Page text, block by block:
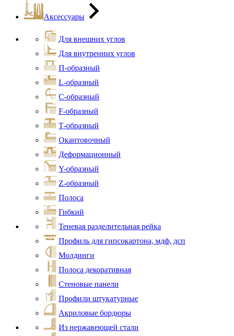
Аксессуары
Для внешних углов
Для внутренних углов
П-образный
L-образный
С-образный
F-образный
Т-образный
Окантовочный
Деформационный
Y-образный
Z-образный
Полоса
Гибкий
Теневая разделительная рейка
Профиль для гипсокартона, мдф, дсп
Молдинги
Полоса декоративная
Стеновые панели
Профили штукатурные
Акриловые бордюры
Из нержавеющей стали